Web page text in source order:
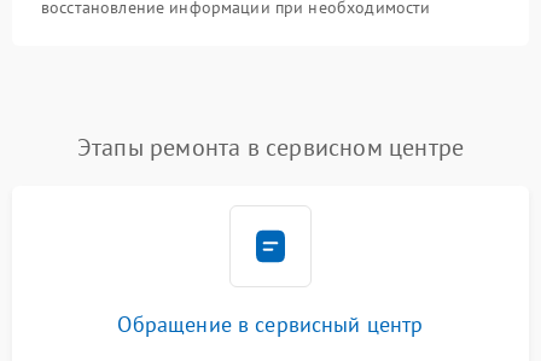
восстановление информации при необходимости
Этапы ремонта в сервисном центре
Обращение в сервисный центр